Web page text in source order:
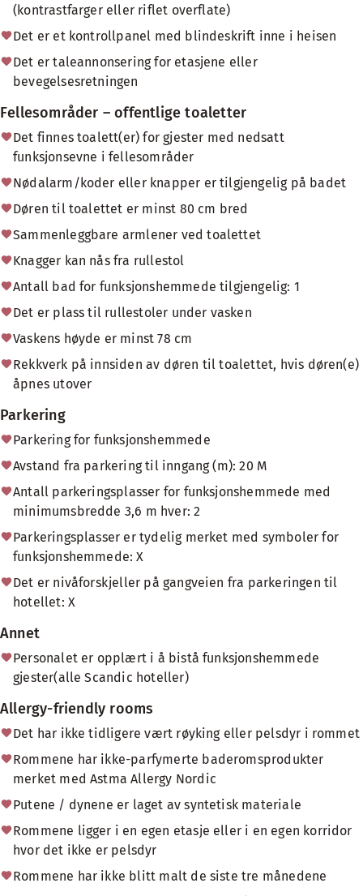
(kontrastfarger eller riflet overflate)
Det er et kontrollpanel med blindeskrift inne i heisen
Det er taleannonsering for etasjene eller
bevegelsesretningen
Fellesområder – offentlige toaletter
Det finnes toalett(er) for gjester med nedsatt
funksjonsevne i fellesområder
Nødalarm/koder eller knapper er tilgjengelig på badet
Døren til toalettet er minst 80 cm bred
Sammenleggbare armlener ved toalettet
Knagger kan nås fra rullestol
Antall bad for funksjonshemmede tilgjengelig: 1
Det er plass til rullestoler under vasken
Vaskens høyde er minst 78 cm
Rekkverk på innsiden av døren til toalettet, hvis døren(e)
åpnes utover
Parkering
Parkering for funksjonshemmede
Avstand fra parkering til inngang (m): 20 M
Antall parkeringsplasser for funksjonshemmede med
minimumsbredde 3,6 m hver: 2
Parkeringsplasser er tydelig merket med symboler for
funksjonshemmede: X
Det er nivåforskjeller på gangveien fra parkeringen til
hotellet: X
Annet
Personalet er opplært i å bistå funksjonshemmede
gjester(alle Scandic hoteller)
Allergy-friendly rooms
Det har ikke tidligere vært røyking eller pelsdyr i rommet
Rommene har ikke-parfymerte baderomsprodukter
merket med Astma Allergy Nordic
Putene / dynene er laget av syntetisk materiale
Rommene ligger i en egen etasje eller i en egen korridor
hvor det ikke er pelsdyr
Rommene har ikke blitt malt de siste tre månedene